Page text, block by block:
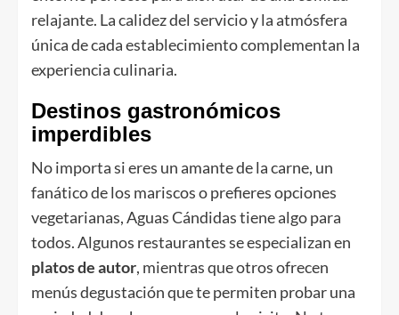
relajante. La calidez del servicio y la atmósfera
única de cada establecimiento complementan la
experiencia culinaria.
Destinos gastronómicos
imperdibles
No importa si eres un amante de la carne, un
fanático de los mariscos o prefieres opciones
vegetarianas, Aguas Cándidas tiene algo para
todos. Algunos restaurantes se especializan en
platos de autor, mientras que otros ofrecen
menús degustación que te permiten probar una